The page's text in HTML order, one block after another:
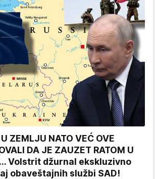
ZEMLJU NATO VEĆ OVE
DA JE ZAUZET RATOM U
Volstrit džurnal ekskluzivno
obaveštajnih službi SAD!